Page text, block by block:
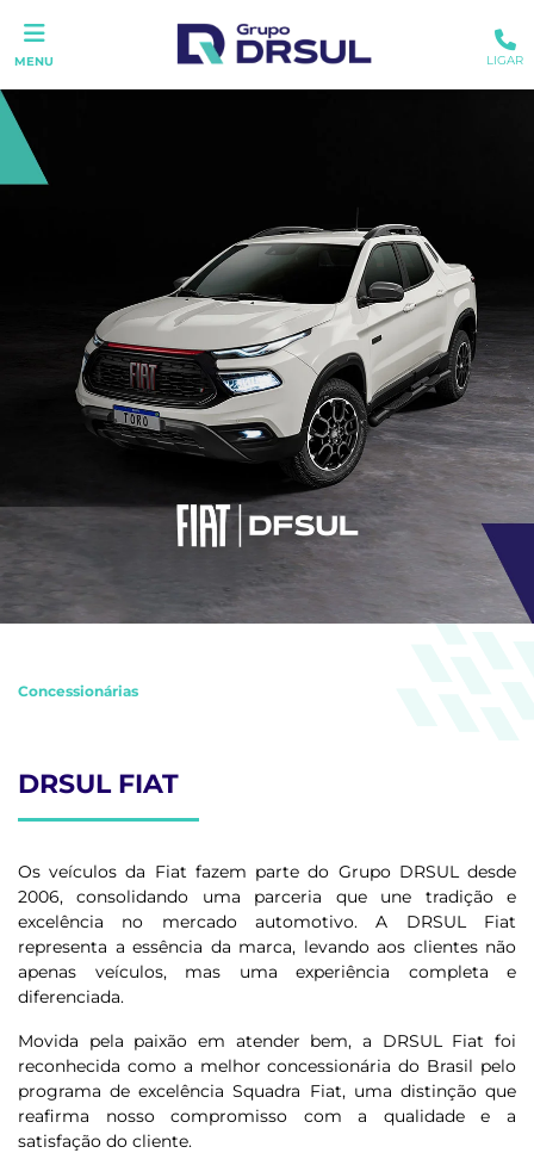
MENU LIGAR
Concessionárias
DRSUL FIAT
Os veículos da Fiat fazem parte do Grupo DRSUL desde
2006, consolidando uma parceria que une tradição e
excelência no mercado automotivo. A DRSUL Fiat
representa a essência da marca, levando aos clientes não
apenas veículos, mas uma experiência completa e
diferenciada.
Movida pela paixão em atender bem, a DRSUL Fiat foi
reconhecida como a melhor concessionária do Brasil pelo
programa de excelência Squadra Fiat, uma distinção que
reafirma nosso compromisso com a qualidade e a
satisfação do cliente.